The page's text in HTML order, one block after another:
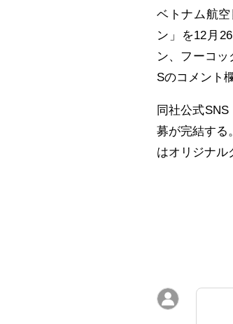
ベトナム航
ン」を12月
ン、フーコ
Sのコメント
同社公式
募が完結する
はオリジナル